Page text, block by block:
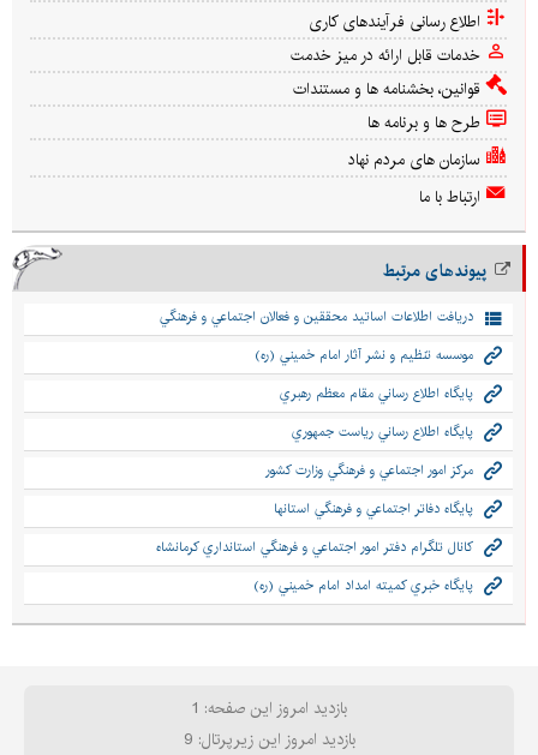
اطلاع رسانی فرآیندهای کاری
خدمات قابل ارائه در میز خدمت
قوانین، بخشنامه ها و مستندات
طرح ها و برنامه ها
سازمان های مردم نهاد
ارتباط با ما
پیوندهای مرتبط
دريافت اطلاعات اساتيد محققين و فعالان اجتماعي و فرهنگي
موسسه تنظيم و نشر آثار امام خميني (ره)
پايگاه اطلاع رساني مقام معظم رهبري
پايگاه اطلاع رساني رياست جمهوري
مركز امور اجتماعي و فرهنگي وزارت كشور
پايگاه دفاتر اجتماعي و فرهنگي استانها
كانال تلگرام دفتر امور اجتماعي و فرهنگي استانداري كرمانشاه
پايگاه خبري كميته امداد امام خميني (ره)
بازدید امروز این صفحه: 1
بازدید امروز این زیرپرتال: 9